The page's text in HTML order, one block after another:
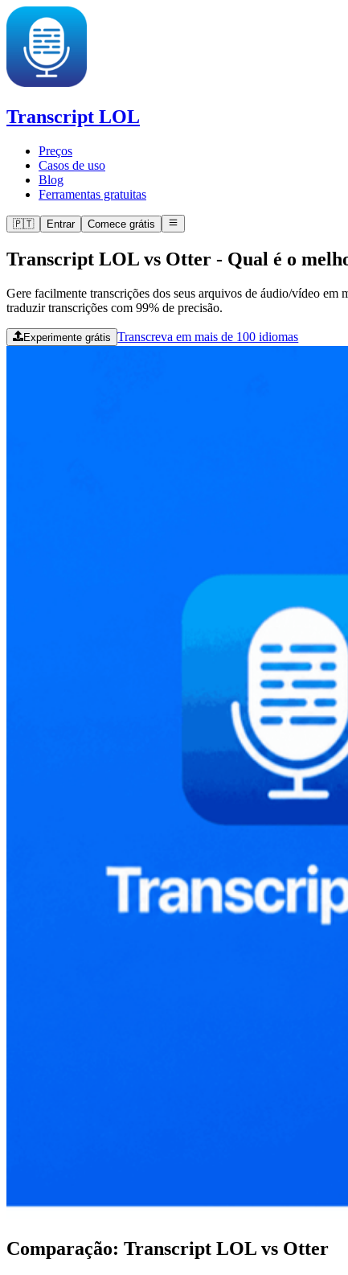
Transcript LOL
Preços
Casos de uso
Blog
Ferramentas gratuitas
🇵🇹 Entrar Comece grátis
Transcript LOL vs Otter - Qual é o
Gere facilmente transcrições dos seus arquivos de áudio/vídeo
traduzir transcrições com 99% de precisão.
Experimente grátis Transcreva em mais de 100 idiomas
Comparação: Transcript LOL vs Otter